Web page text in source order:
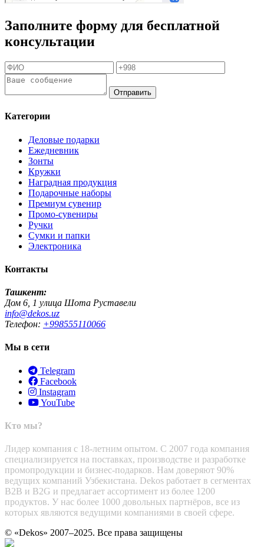
Заполните форму для бесплатной
консультации
Отправить
Категории
Деловые подарки
Ежедневник
Зонты
Кружки
Наградная продукция
Подарочные наборы
Премиум сувенир
Промо-сувениры
Ручки
Сумки и папки
Электроника
Контакты
Ташкент:
Дом 6, 1 улица Шота Руставели
info@dekos.uz
Телефон: +998555110066
Мы в сети
Telegram
Facebook
Instagram
YouTube
Кто мы?
Лидер компания с 18-летним опытом. С 2007 года компания
специализируется на поставках, производстве и разработке
промопродукции и бизнес-подарков. Нам доверяют 90%
ведущих компаний Узбекистана. Dekos работает в сегментах
B2B и B2G и предлагает ассортимент из более 1200
продуктов. У нас более 1000 довольных партнёров, все из
которых являются ведущими компаниями в своей сфере.
© «Dekos» 2007–2025. Все права защищены